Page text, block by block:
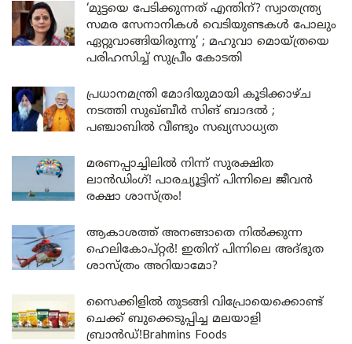
‘മുട്ടയെ പേടിക്കുന്നത് എന്തിന്? സ്വാതന്ത്ര്യ
സമര സേനാനികൾ വെടിയുണ്ടകൾ പോലും
ഏറ്റുവാങ്ങിയിരുന്നു’ ; മഹുവാ മൊയ്ത്രയെ
പരിഹസിച്ച് സുപ്രീം കോടതി
പ്രധാനമന്ത്രി മോദിയുമായി കൂടിക്കാഴ്ച
നടത്തി സുഖ്ബീർ സിങ് ബാദൽ ;
പഞ്ചാബിൽ വീണ്ടും സഖ്യസാധ്യത
മരണപ്പാച്ചിലിൽ നിന്ന് സുരക്ഷിത
ലാൻഡിംഗ്! പാരച്യൂട്ടിന് പിന്നിലെ ജീവൻ
രക്ഷാ ശാസ്ത്രം!
ആകാശത്ത് അനങ്ങാതെ നില്‍ക്കുന്ന
ഹെലികോപ്റ്റര്‍! ഇതിന് പിന്നിലെ അദ്ഭുത
ശാസ്ത്രം അറിയാമോ?
സൈക്കിളിൽ തുടങ്ങി വിപ്രോയെക്കൊണ്ട്
ചെക്ക് ബുക്കെടുപ്പിച്ച മലയാളി
ബ്രാൻഡ്!Brahmins Foods